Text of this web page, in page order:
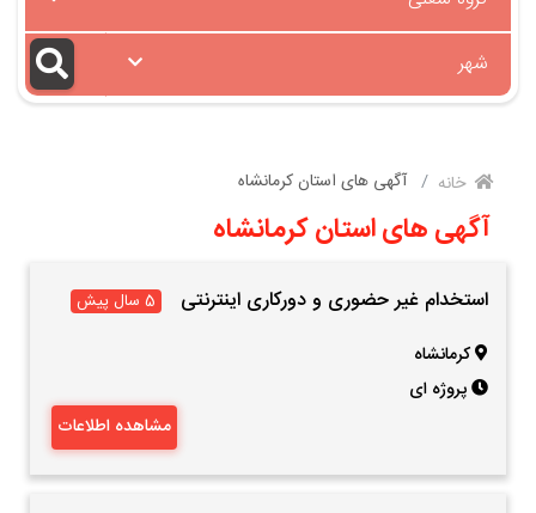
شهر
خانه آگهی های استان کرمانشاه
آگهی های استان کرمانشاه
استخدام غیر حضوری و دورکاری اینترنتی 5 سال پیش
کرمانشاه
پروژه ای
مشاهده اطلاعات